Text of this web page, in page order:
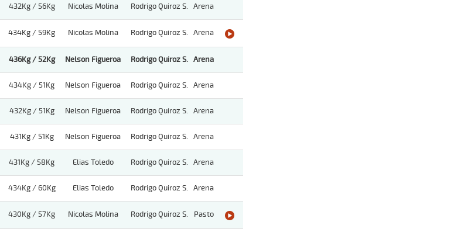
432Kg / 56Kg Nicolas Molina Rodrigo Quiroz S. Arena
434Kg / 59Kg Nicolas Molina Rodrigo Quiroz S. Arena
436Kg / 52Kg Nelson Figueroa Rodrigo Quiroz S. Arena
434Kg / 51Kg Nelson Figueroa Rodrigo Quiroz S. Arena
432Kg / 51Kg Nelson Figueroa Rodrigo Quiroz S. Arena
431Kg / 51Kg Nelson Figueroa Rodrigo Quiroz S. Arena
431Kg / 58Kg Elias Toledo Rodrigo Quiroz S. Arena
434Kg / 60Kg Elias Toledo Rodrigo Quiroz S. Arena
430Kg / 57Kg Nicolas Molina Rodrigo Quiroz S. Pasto